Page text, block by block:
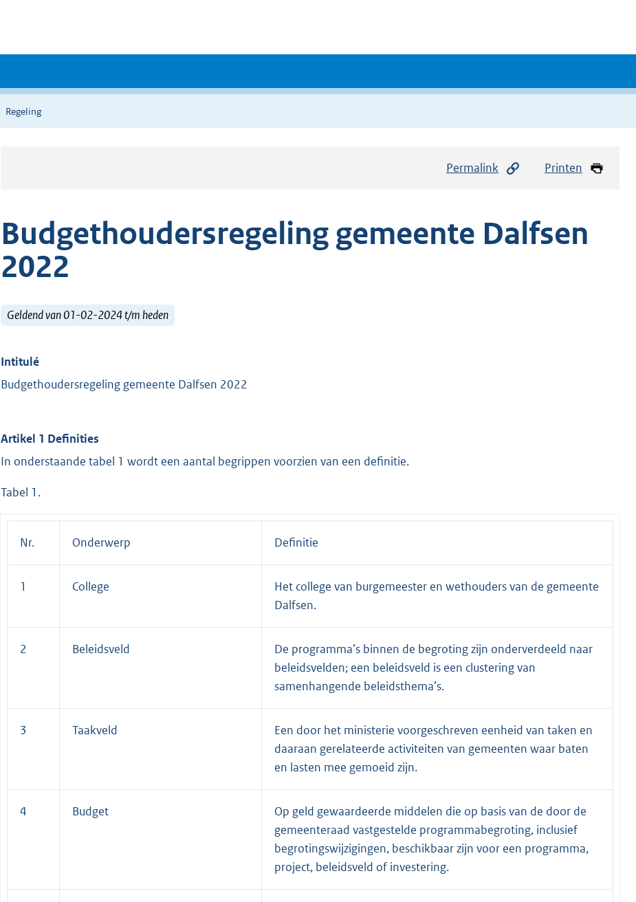
Regeling
Permalink Printen
Budgethoudersregeling gemeente Dalfsen
2022
Geldend van 01-02-2024 t/m heden
Intitulé
Budgethoudersregeling gemeente Dalfsen 2022
Artikel 1 Definities
In onderstaande tabel 1 wordt een aantal begrippen voorzien van een definitie.
Tabel 1.
Nr. Onderwerp Definitie
1 College
Het college van burgemeester en wethouders van de gemeente
Dalfsen.
2 Beleidsveld
De programma’s binnen de begroting zijn onderverdeeld naar
beleidsvelden; een beleidsveld is een clustering van
samenhangende beleidsthema’s.
3 Taakveld
Een door het ministerie voorgeschreven eenheid van taken en
daaraan gerelateerde activiteiten van gemeenten waar baten
en lasten mee gemoeid zijn.
4 Budget
Op geld gewaardeerde middelen die op basis van de door de
gemeenteraad vastgestelde programmabegroting, inclusief
begrotingswijzigingen, beschikbaar zijn voor een programma,
project, beleidsveld of investering.